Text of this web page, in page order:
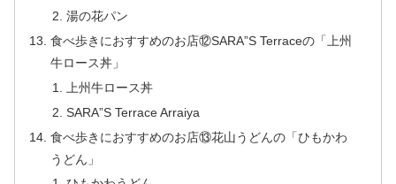
湯の花パン
食べ歩きにおすすめのお店⑫SARA”S Terraceの「上州
牛ロース丼」
上州牛ロース丼
SARA”S Terrace Arraiya
食べ歩きにおすすめのお店⑬花山うどんの「ひもかわ
うどん」